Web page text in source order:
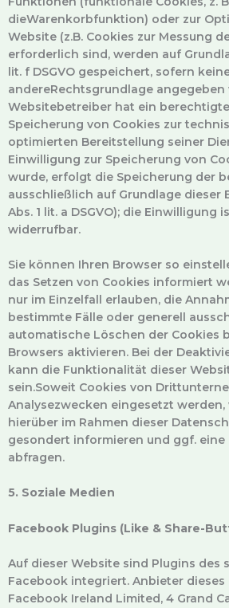
dieWarenkorbfunktion) oder zur
Website (z.B. Cookies zur Messung
erforderlich sind, werden auf
lit. f DSGVO gespeichert, sofern
andereRechtsgrundlage angegeben
Websitebetreiber hat ein
Speicherung von Cookies zur
optimierten Bereitstellung seiner
Einwilligung zur Speicherung von
wurde, erfolgt die Speicherung der
ausschließlich auf Grundlage dieser
Abs. 1 lit. a DSGVO); die Einwilligung
widerrufbar.
Sie können Ihren Browser so
das Setzen von Cookies informiert
nur im Einzelfall erlauben, die
bestimmte Fälle oder generell
automatische Löschen der Cookies
Browsers aktivieren. Bei der
kann die Funktionalität dieser
sein.Soweit Cookies von
Analysezwecken eingesetzt werden,
hierüber im Rahmen dieser
gesondert informieren und ggf. eine
abfragen.
5. Soziale Medien
Facebook Plugins (Like & Share-
Auf dieser Website sind Plugins des
Facebook integriert. Anbieter dieses
Facebook Ireland Limited, 4 Grand